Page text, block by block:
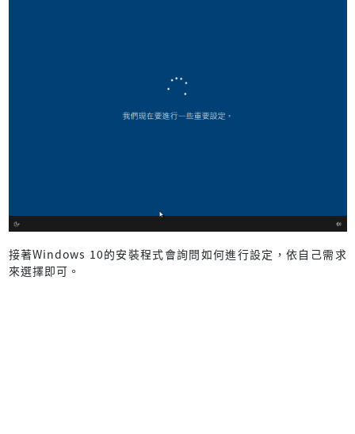
接著Windows 10的安裝程式會詢問如何進行設定，依自己需求
來選擇即可。